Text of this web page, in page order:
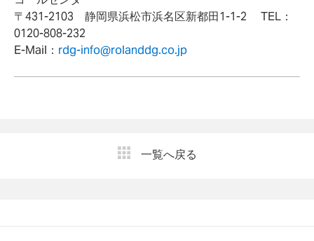
〒431-2103 静岡県浜松市浜名区新都田1-1-2 TEL：
0120-808-232
E-Mail： rdg-info@rolanddg.co.jp
一覧へ戻る